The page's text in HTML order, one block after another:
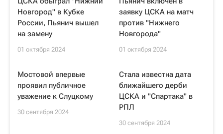
Новгород" в Кубке
России, Пьянич вышел
на замену
01 октября 2024
заявку ЦСКА на матч
против "Нижнего
Новгорода"
01 октября 2024
Мостовой впервые
проявил публичное
уважение к Слуцкому
30 сентября 2024
Стала известна дата
ближайшего дерби
ЦСКА и "Спартака" в
РПЛ
30 сентября 2024